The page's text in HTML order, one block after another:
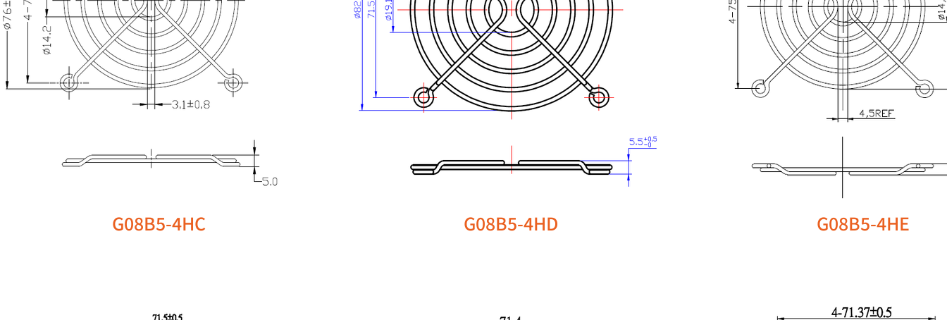
G08B5-4HC G08B5-4HD G08B5-4HE